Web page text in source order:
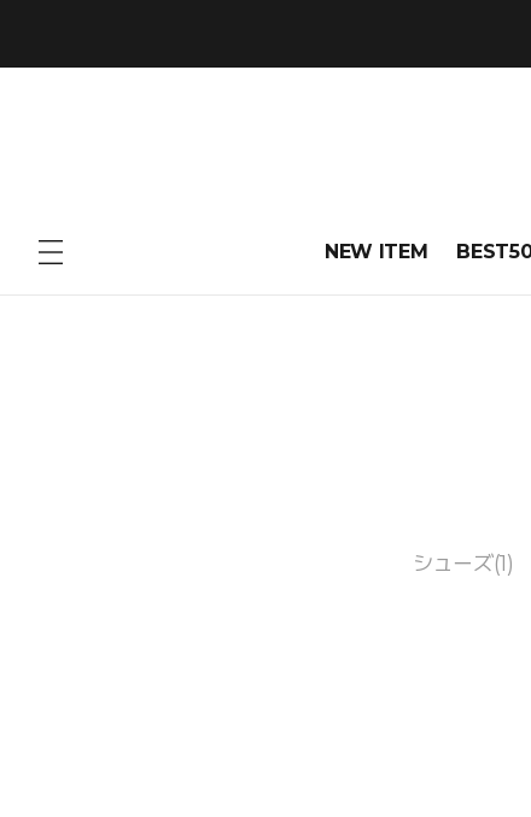
NEW ITEM
シューズ(1)